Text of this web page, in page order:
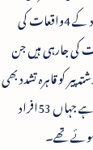
بعد تشدد کے 4واقعات کی
کی جارہی ہیں جن
پیر کو قاہرہ تشدد بھی
شامل ہے جہاں 53افراد
تھے۔